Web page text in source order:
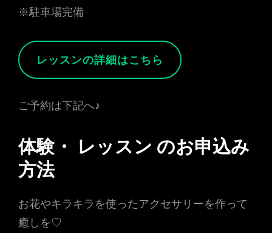
※駐車場完備
レッスンの詳細はこちら
ご予約は下記へ♪
体験・ レッスン のお申込み
方法
お花やキラキラを使ったアクセサリーを作って
癒しを♡